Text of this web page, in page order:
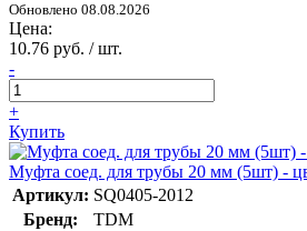
Обновлено 08.08.2026
Цена:
10.76 руб. / шт.
-
+
Купить
Муфта соед. для трубы 20 мм (5шт) -
Артикул: SQ0405-2012
Бренд:
TDM